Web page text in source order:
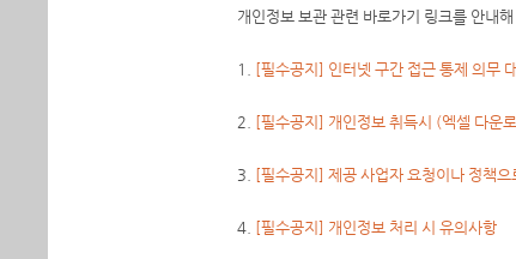
개인정보 보관 관련 바로가기 링크를 안내해
1. [필수공지] 인터넷 구간 접근 통제 의무
2. [필수공지] 개인정보 취득시 (엑셀 다운
3. [필수공지] 제공 사업자 요청이나 정책
4. [필수공지] 개인정보 처리 시 유의사항